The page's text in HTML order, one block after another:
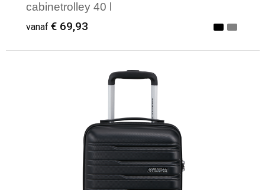
cabinetrolley 40 l
vanaf € 69,93